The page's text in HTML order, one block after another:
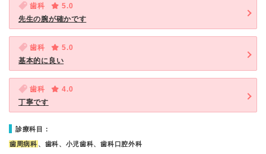
歯科
5.0
先生の腕が確かです
歯科
5.0
基本的に良い
歯科
4.0
丁寧です
診療科目：
歯周病科 、歯科、小児歯科、歯科口腔外科